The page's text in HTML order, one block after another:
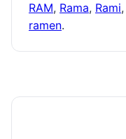
RAM, Rama, Rami,
ramen.